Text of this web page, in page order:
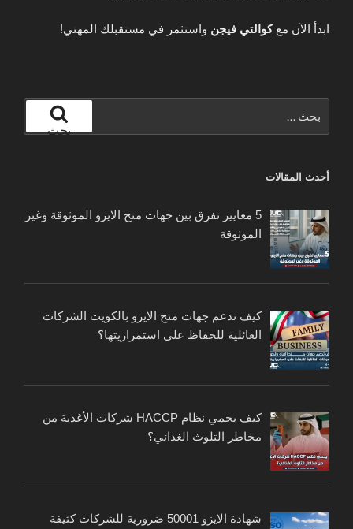
ابدأ الآن معكوالتي فيجن واستثمر في مستقبلك المهني!
عن:
بحث
أحدث المقالات
5 معايير تفرق بين جهات منح الايزو الموثوقة وغير
الموثوقة
كيف تدعم جهات منح الايزو بالكويت الشركات
العائلية للحفاظ على استمراريتها؟
كيف يحمي نظام HACCP شركات الأغذية من
مخاطر التلوث الغذائي؟
شهادة الايزو 50001 ضرورية للشركات كثيفة